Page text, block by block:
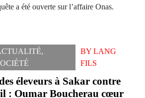
a été ouverte sur l’affaire Onas.
,
BY LANG
FILS
éleveurs à Sakar contre
: Oumar Boucherau cœur